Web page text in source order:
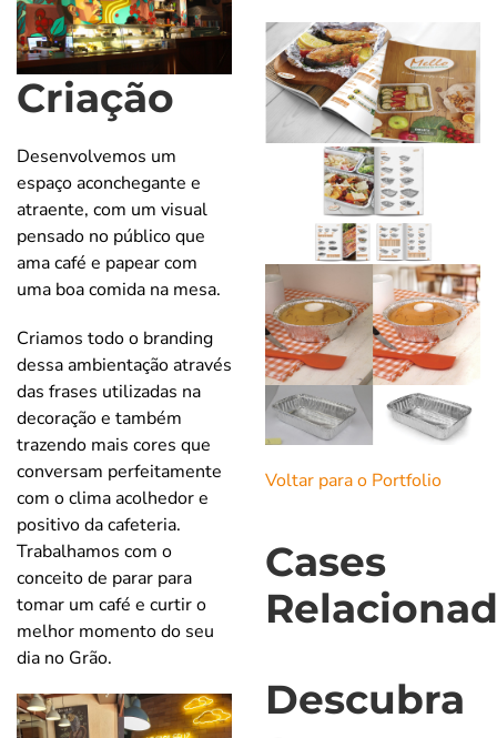
Criação
Desenvolvemos um
espaço aconchegante e
atraente, com um visual
pensado no público que
ama café e papear com
uma boa comida na mesa.
Criamos todo o branding
dessa ambientação através
das frases utilizadas na
decoração e também
trazendo mais cores que
conversam perfeitamente
com o clima acolhedor e
positivo da cafeteria.
Trabalhamos com o
conceito de parar para
tomar um café e curtir o
melhor momento do seu
dia no Grão.
Voltar para o Portfolio
Cases
Descubra